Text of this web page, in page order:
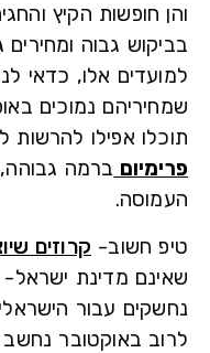
חופשות הקיץ והחגים
גבוה ומחירים
אלו, כדאי לנצל
נמוכים באופן
אפילו להרשות
ברמה גבוהה,
חשוב-קרוזים שיוצאים
מדינת ישראל- לרוב
עבור הישראלים –
באוקטובר נחשב